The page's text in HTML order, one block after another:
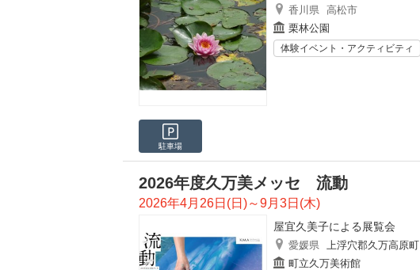
香川県 高松市
栗林公園
体験イベント・アクティビティ
駐車場
2026年度久万美メッセ 流動
2026年4月26日(日)～9月3日(木)
屋宜久美子による展覧会
愛媛県 上浮穴郡久万高原町
町立久万美術館